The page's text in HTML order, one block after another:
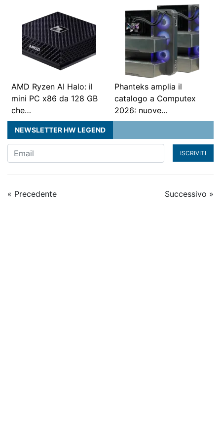
AMD Ryzen AI Halo: il
mini PC x86 da 128 GB
che…
Phanteks amplia il
catalogo a Computex
2026: nuove…
NEWSLETTER HW LEGEND
ISCRIVITI
« Precedente Successivo »